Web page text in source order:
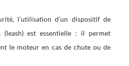
l’utilisation d’un dispositif de
(leash) est essentielle : il permet
le moteur en cas de chute ou de